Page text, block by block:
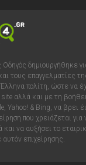
Οδηγός δημιουργήθηκε
τους επαγγελματίες
πολίτη, ώστε να
site αλλά και με τη
Yahoo! & Bing, να βρει
που χρειάζεται
να αυξήσει το
επιχείρησης.